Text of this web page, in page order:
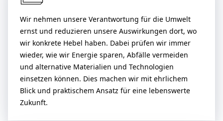
Wir nehmen unsere Verantwortung für die Umwelt
ernst und reduzieren unsere Auswirkungen dort, wo
wir konkrete Hebel haben. Dabei prüfen wir immer
wieder, wie wir Energie sparen, Abfälle vermeiden
und alternative Materialien und Technologien
einsetzen können. Dies machen wir mit ehrlichem
Blick und praktischem Ansatz für eine lebenswerte
Zukunft.